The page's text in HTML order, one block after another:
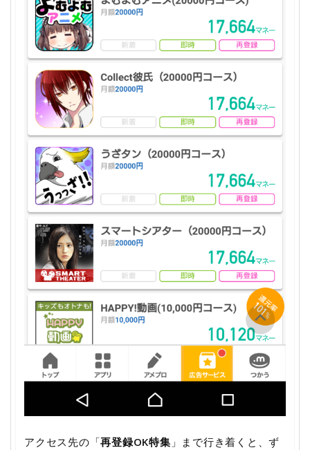
アクセス先の「再登録OK特集 」まで行き着くと、ず